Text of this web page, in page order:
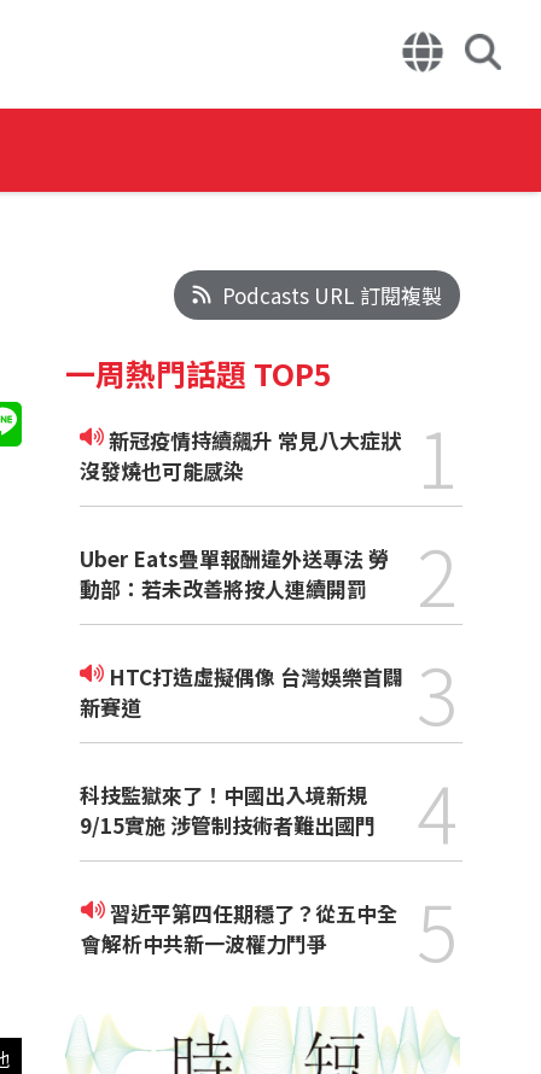
Podcasts URL 訂閱複製
一周熱門話題 TOP5
新冠疫情持續飆升 常見八大症狀
沒發燒也可能感染
1
Uber Eats疊單報酬違外送專法 勞
動部：若未改善將按人連續開罰
2
新賽道
3
科技監獄來了！中國出入境新規
9/15實施 涉管制技術者難出國門
4
習近平第四任期穩了？從五中全
會解析中共新一波權力鬥爭
5